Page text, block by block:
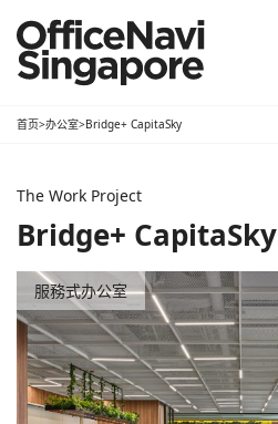
首页>办公室>Bridge+ CapitaSky
The Work Project
Bridge+ CapitaSky
服務式办公室